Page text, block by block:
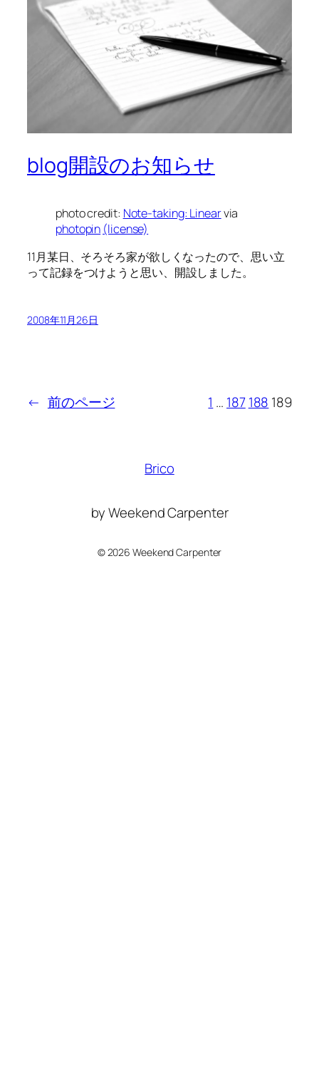
blog開設のお知らせ
photo credit: Note-taking: Linearvia
photopin (license)
11月某日、そろそろ家が欲しくなったので、思い立
って記録をつけようと思い、開設しました。
2008年11月26日
← 前のページ 1 … 187 188 189
Brico
by Weekend Carpenter
©2026 Weekend Carpenter